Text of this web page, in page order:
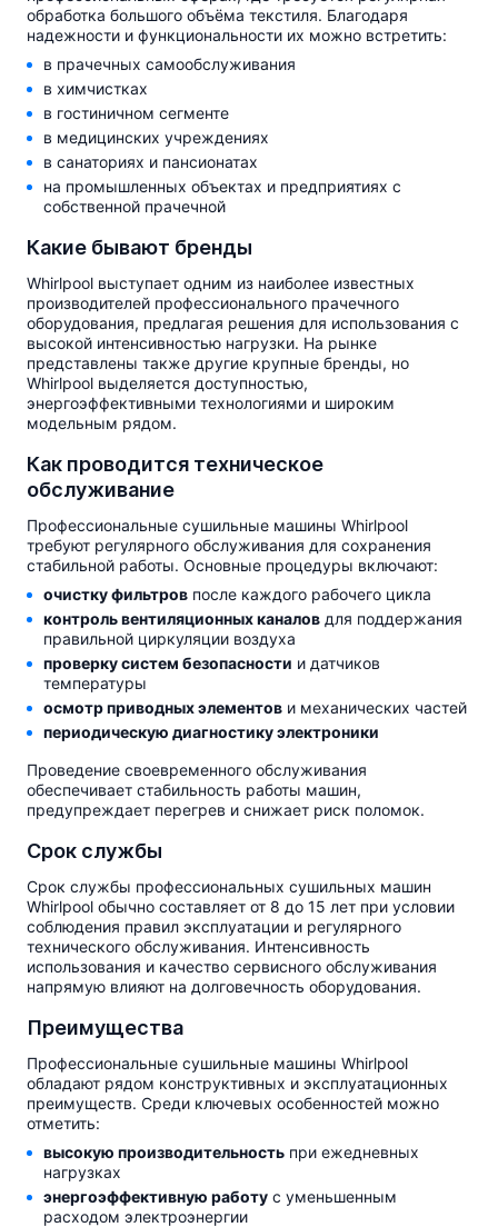
обработка большого объёма текстиля. Благодаря
надежности и функциональности их можно встретить:
в прачечных самообслуживания
в химчистках
в гостиничном сегменте
в медицинских учреждениях
в санаториях и пансионатах
на промышленных объектах и предприятиях с
собственной прачечной
Какие бывают бренды
Whirlpool выступает одним из наиболее известных
производителей профессионального прачечного
оборудования, предлагая решения для использования с
высокой интенсивностью нагрузки. На рынке
представлены также другие крупные бренды, но
Whirlpool выделяется доступностью,
энергоэффективными технологиями и широким
модельным рядом.
Как проводится техническое
обслуживание
Профессиональные сушильные машины Whirlpool
требуют регулярного обслуживания для сохранения
стабильной работы. Основные процедуры включают:
очистку фильтров после каждого рабочего цикла
контроль вентиляционных каналов для поддержания
правильной циркуляции воздуха
проверку систем безопасности и датчиков
температуры
осмотр приводных элементов и механических частей
периодическую диагностику электроники
Проведение своевременного обслуживания
обеспечивает стабильность работы машин,
предупреждает перегрев и снижает риск поломок.
Срок службы
Срок службы профессиональных сушильных машин
Whirlpool обычно составляет от 8 до 15 лет при условии
соблюдения правил эксплуатации и регулярного
технического обслуживания. Интенсивность
использования и качество сервисного обслуживания
напрямую влияют на долговечность оборудования.
Преимущества
Профессиональные сушильные машины Whirlpool
обладают рядом конструктивных и эксплуатационных
преимуществ. Среди ключевых особенностей можно
отметить:
высокую производительность при ежедневных
нагрузках
энергоэффективную работу с уменьшенным
расходом электроэнергии